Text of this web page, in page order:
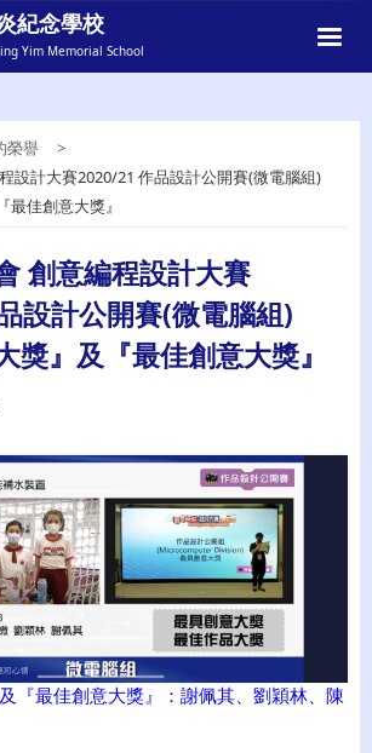
紀念學校
Yim Memorial School
創意編程設計大賽2020/21
賽(微電腦組) 『最佳作品大
『最佳創意大獎』
榮譽
>
設計大賽2020/21 作品設計公開賽(微電腦組)
最佳創意大獎』
創意編程設計大賽
設計公開賽(微電腦組)
獎』及『最佳創意大獎』
『最佳創意大獎』：謝佩其、劉穎林、陳